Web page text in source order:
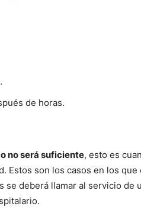
de horas.
no será suficiente, esto es
Estos son los casos en los
deberá llamar al servicio de